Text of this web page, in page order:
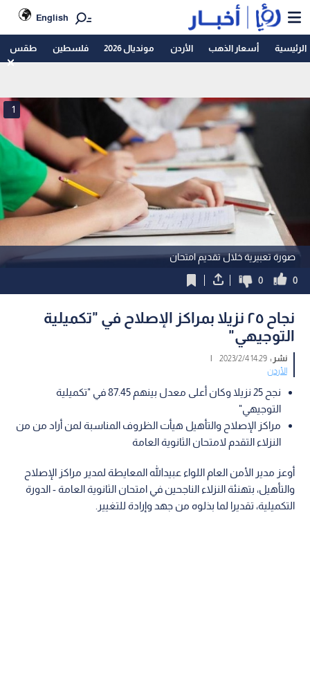
English
الرئيسية أسعار الذهب الأردن مونديال 2026 فلسطين طقس
صورة تعبيرية خلال تقديم امتحان
1
0
0
نجاح ٢٥ نزيلا بمراكز الإصلاح في "تكميلية
التوجيهي"
نشر :14:29 2023/2/4
|
الأردن
نجح 25 نزيلا وكان أعلى معدل بينهم 87.45 في "تكميلية
التوجيهي"
مراكز الإصلاح والتأهيل هيأت الظروف المناسبة لمن أراد من من
النزلاء التقدم لامتحان الثانوية العامة
أوعز مدير الأمن العام اللواء عبيدالله المعايطة لمدير مراكز الإصلاح
والتأهيل، بتهنئة النزلاء الناجحين في امتحان الثانوية العامة - الدورة
التكميلية، تقديرا لما بذلوه من جهد وإرادة للتغيير.